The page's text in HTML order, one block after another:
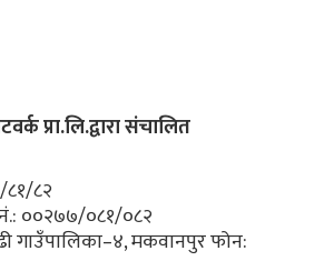
प्रा.लि.द्वारा संचालित
८१/८२
००२७७/०८१/०८२
गाउँपालिका–४, मकवानपुरफोन: